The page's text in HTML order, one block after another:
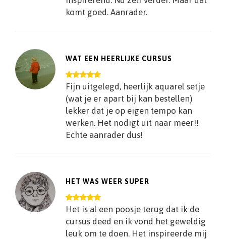
komt goed. Aanrader.
WAT EEN HEERLIJKE CURSUS
Fijn uitgelegd, heerlijk aquarel setje
(wat je er apart bij kan bestellen)
lekker dat je op eigen tempo kan
werken. Het nodigt uit naar meer!!
Echte aanrader dus!
HET WAS WEER SUPER
Het is al een poosje terug dat ik de
cursus deed en ik vond het geweldig
leuk om te doen. Het inspireerde mij